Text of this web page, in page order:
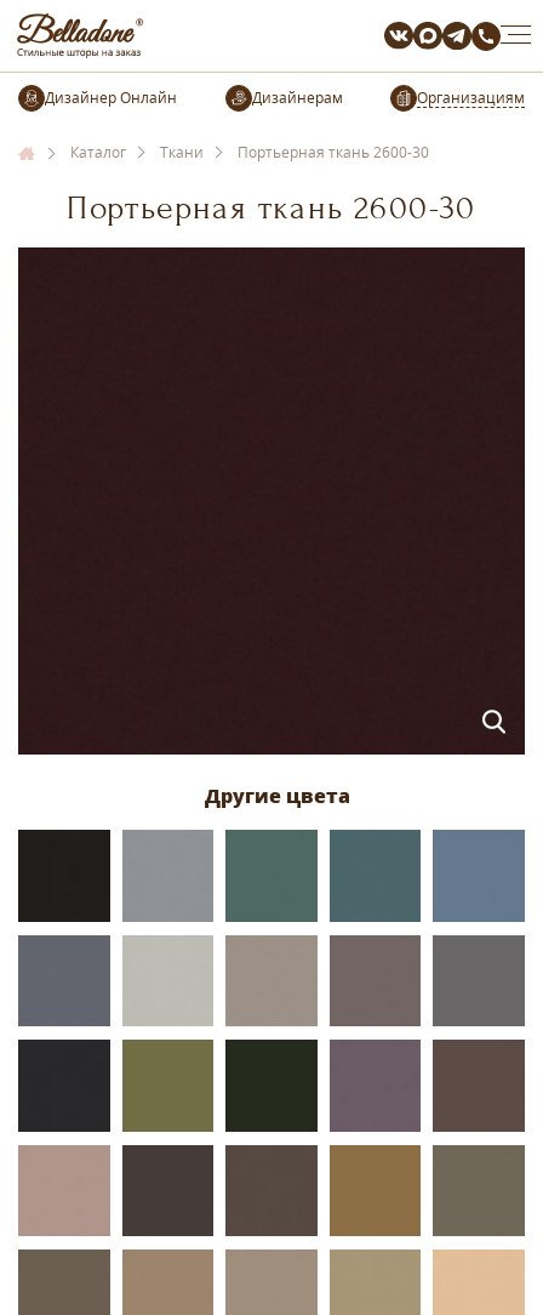
Организациям
Каталог Ткани Портьерная ткань 2600-30
Портьерная ткань 2600-30